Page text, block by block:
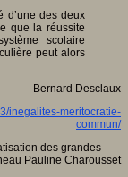
d’une des deux
que la réussite
scolaire
peut alors
Bernard Desclaux
inegalites-meritocratie-
commun/
des grandes
Pauline Charousset